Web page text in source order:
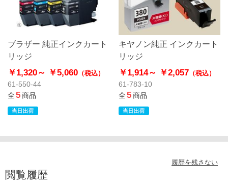
ブラザー 純正インクカート
リッジ
￥1,320～ ￥5,060 （税込）
61-550-44
全5商品
キヤノン純正 インクカート
リッジ
￥1,914～ ￥2,057（税込）
61-783-10
全5商品
履歴を残さない
閲覧履歴